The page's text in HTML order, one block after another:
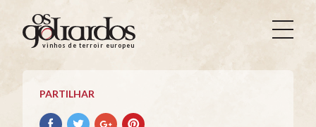
Os
Goliardos
Vinhos
Terroir
Europeus
vinhos de terroir europeus
PARTILHAR
PartilharPartilharPartilharPartilhar